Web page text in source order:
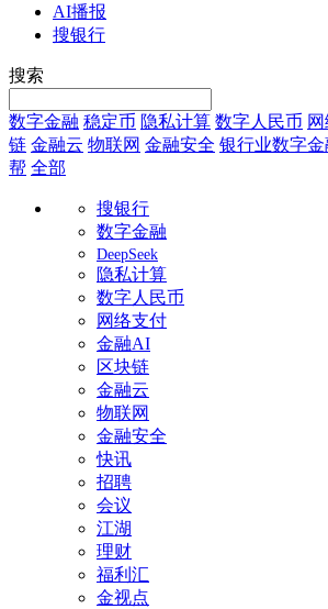
AI播报
搜银行
搜索
数字金融 稳定币 隐私计算 数字人民币
链 金融云 物联网 金融安全 银行业数字
帮 全部
搜银行
数字金融
DeepSeek
隐私计算
数字人民币
网络支付
金融AI
区块链
金融云
物联网
金融安全
快讯
招聘
会议
江湖
理财
福利汇
金视点